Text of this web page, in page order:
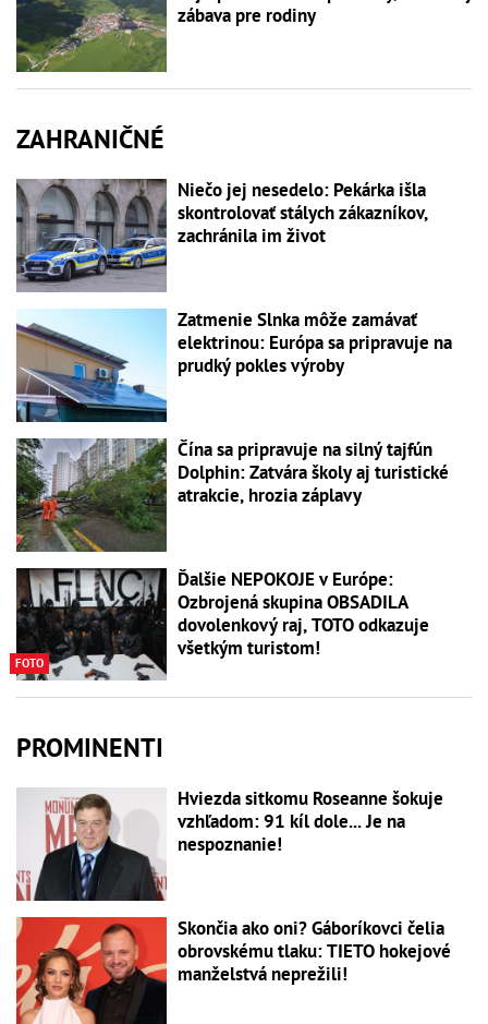
zábava pre rodiny
ZAHRANIČNÉ
Niečo jej nesedelo: Pekárka išla
skontrolovať stálych zákazníkov,
zachránila im život
Zatmenie Slnka môže zamávať
elektrinou: Európa sa pripravuje na
prudký pokles výroby
Čína sa pripravuje na silný tajfún
Dolphin: Zatvára školy aj turistické
atrakcie, hrozia záplavy
FOTO
Ďalšie NEPOKOJE v Európe:
Ozbrojená skupina OBSADILA
dovolenkový raj, TOTO odkazuje
všetkým turistom!
PROMINENTI
Hviezda sitkomu Roseanne šokuje
vzhľadom: 91 kíl dole... Je na
nespoznanie!
Skončia ako oni? Gáboríkovci čelia
obrovskému tlaku: TIETO hokejové
manželstvá neprežili!